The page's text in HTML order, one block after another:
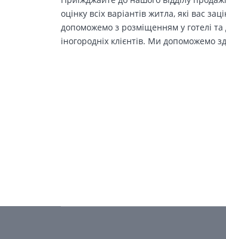
оцінку всіх варіантів житла, які вас
допоможемо з розміщенням у готелі
іногородніх клієнтів. Ми допоможемо